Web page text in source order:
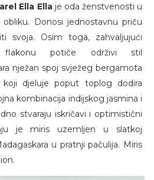
Ella Ellaje oda ženstvenosti u
Donosi jednostavnu priču
svoja. Osim toga, zahvaljujući
flakonu potiče održivi stil
nježan spoj svježeg bergamota
djeluje poput toplog dodira
kombinacija indijskog jasmina i
stvaraju iskričavi i optimistični
je miris uzemljen u slatkoj
u pratnji pačulija. Miris